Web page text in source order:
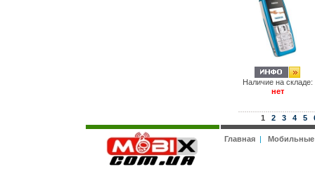
Наличие на складе:
нет
1 2 3 4 5
Главная|